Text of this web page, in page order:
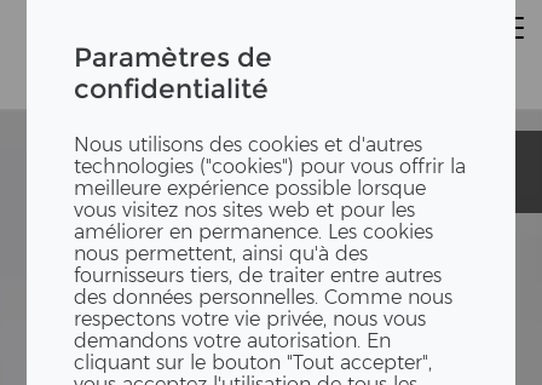
Paramètres de
confidentialité
Nous utilisons des cookies et d'autres
technologies ("cookies") pour vous offrir la
meilleure expérience possible lorsque
vous visitez nos sites web et pour les
améliorer en permanence. Les cookies
nous permettent, ainsi qu'à des
fournisseurs tiers, de traiter entre autres
des données personnelles. Comme nous
respectons votre vie privée, nous vous
demandons votre autorisation. En
cliquant sur le bouton "Tout accepter",
Schulcampus
Westend
Schulcampus
Westend